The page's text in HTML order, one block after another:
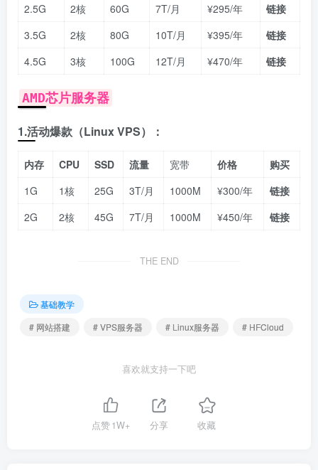
2.5G
2核 60G 7T/月 ¥295/年
链接
3.5G
2核 80G 10T/月 ¥395/年
链接
4.5G
3核 100G 12T/月 ¥470/年 链接
AMD芯片服务器
1.活动爆款（Linux VPS）：
内存 CPU SSD 流量 宽带 价格
购买
1G
1核 25G 3T/月 1000M ¥300/年
链接
2G
2核 45G 7T/月 1000M ¥450/年 链接
THE END
基础教学
# 网站搭建
# VPS服务器 # Linux服务器 # HFCloud
喜欢就支持一下吧
点赞1W+ 分享 收藏